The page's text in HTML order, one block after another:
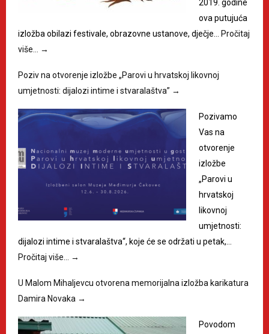
2019. godine
ova putujuća
izložba obilazi festivale, obrazovne ustanove, dječje…
Pročitaj
više…
→
Poziv na otvorenje izložbe „Parovi u hrvatskoj likovnoj
umjetnosti: dijalozi intime i stvaralaštva” →
Pozivamo
Vas na
otvorenje
izložbe
„Parovi u
hrvatskoj
likovnoj
umjetnosti:
dijalozi intime i stvaralaštva“, koje će se održati u petak,…
Pročitaj više…
→
U Malom Mihaljevcu otvorena memorijalna izložba karikatura
Damira Novaka →
Povodom